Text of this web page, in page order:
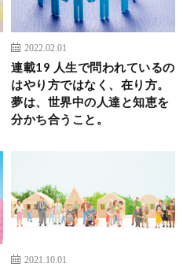
2022.02.01
連載19 人生で問われているの
はやり方ではなく、在り方。
夢は、世界中の人達と知恵を
分かち合うこと。
2021.10.01